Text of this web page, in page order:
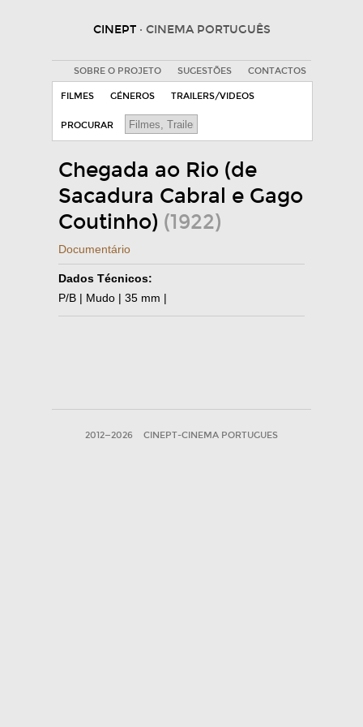
CINEPT · CINEMA PORTUGUÊS
SOBRE O PROJETO SUGESTÕES CONTACTOS
FILMES GÉNEROS TRAILERS/VIDEOS
PROCURAR
Chegada ao Rio (de
Sacadura Cabral e Gago
Coutinho) (1922)
Documentário
Dados Técnicos:
P/B | Mudo | 35 mm |
2012—2026 CINEPT-CINEMA PORTUGUES